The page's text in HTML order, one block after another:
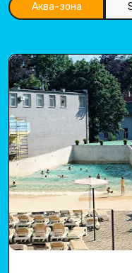
Аква-зона